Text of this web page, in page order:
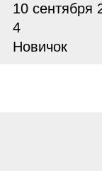
10 сентября
4
Новичок